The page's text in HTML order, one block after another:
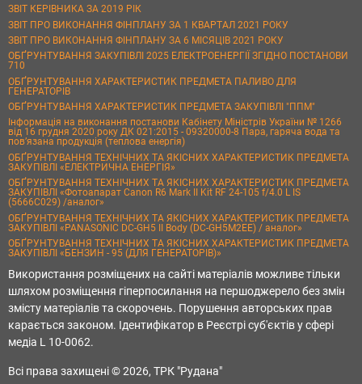
ЗВІТ КЕРІВНИКА ЗА 2019 РІК
ЗВІТ ПРО ВИКОНАННЯ ФІНПЛАНУ ЗА 1 КВАРТАЛ 2021 РОКУ
ЗВІТ ПРО ВИКОНАННЯ ФІНПЛАНУ ЗА 6 МІСЯЦІВ 2021 РОКУ
ОБҐРУНТУВАННЯ ЗАКУПІВЛІ 2025 ЕЛЕКТРОЕНЕРГІЇ ЗГІДНО ПОСТАНОВИ
710
ОБҐРУНТУВАННЯ ХАРАКТЕРИСТИК ПРЕДМЕТА ПАЛИВО ДЛЯ
ГЕНЕРАТОРІВ
ОБҐРУНТУВАННЯ ХАРАКТЕРИСТИК ПРЕДМЕТА ЗАКУПІВЛІ "ППМ"
Інформація на виконання постанови Кабінету Міністрів України № 1266
від 16 грудня 2020 року ДК 021:2015 - 09320000-8 Пара, гаряча вода та
пов’язана продукція (теплова енергія)
ОБҐРУНТУВАННЯ ТЕХНІЧНИХ ТА ЯКІСНИХ ХАРАКТЕРИСТИК ПРЕДМЕТА
ЗАКУПІВЛІ «ЕЛЕКТРИЧНА ЕНЕРГІЯ»
ОБҐРУНТУВАННЯ ТЕХНІЧНИХ ТА ЯКІСНИХ ХАРАКТЕРИСТИК ПРЕДМЕТА
ЗАКУПІВЛІ «Фотоапарат Canon R6 Mark II Kit RF 24-105 f/4.0 L IS
(5666C029) /аналог»
ОБҐРУНТУВАННЯ ТЕХНІЧНИХ ТА ЯКІСНИХ ХАРАКТЕРИСТИК ПРЕДМЕТА
ЗАКУПІВЛІ «PANASONIC DC-GH5 II Body (DC-GH5M2EE) / аналог»
ОБҐРУНТУВАННЯ ТЕХНІЧНИХ ТА ЯКІСНИХ ХАРАКТЕРИСТИК ПРЕДМЕТА
ЗАКУПІВЛІ «БЕНЗИН - 95 (ДЛЯ ГЕНЕРАТОРІВ)»
Використання розміщених на сайті матеріалів можливе тільки
шляхом розміщення гіперпосилання на першоджерело без змін
змісту матеріалів та скорочень. Порушення авторських прав
карається законом. Ідентифікатор в Реєстрі суб'єктів у сфері
медіа L 10-0062.
Всі права захищені © 2026, ТРК "Рудана"